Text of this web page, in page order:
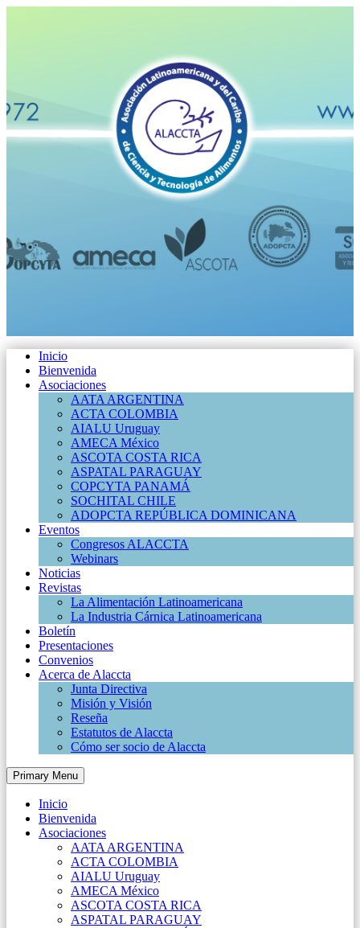
Inicio
Bienvenida
Asociaciones
AATA ARGENTINA
ACTA COLOMBIA
AIALU Uruguay
AMECA México
ASCOTA COSTA RICA
ASPATAL PARAGUAY
COPCYTA PANAMÁ
SOCHITAL CHILE
ADOPCTA REPÚBLICA DOMINICANA
Eventos
Congresos ALACCTA
Webinars
Noticias
Revistas
La Alimentación Latinoamericana
La Industria Cárnica Latinoamericana
Boletín
Presentaciones
Convenios
Acerca de Alaccta
Junta Directiva
Misión y Visión
Reseña
Estatutos de Alaccta
Cómo ser socio de Alaccta
Primary Menu
Inicio
Bienvenida
Asociaciones
AATA ARGENTINA
ACTA COLOMBIA
AIALU Uruguay
AMECA México
ASCOTA COSTA RICA
ASPATAL PARAGUAY